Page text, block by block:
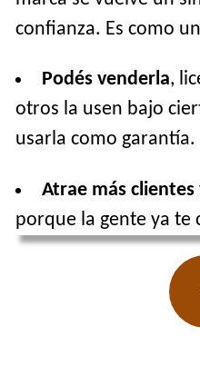
confianza. Es como
Podés venderla,
otros la usen bajo
usarla como garantía.
Atrae más clientes
porque la gente ya te